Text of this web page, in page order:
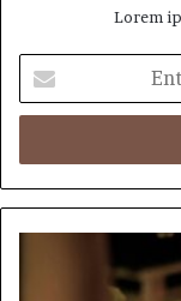
Lorem
your
Email